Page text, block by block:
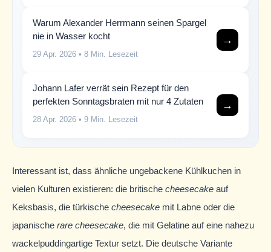
Warum Alexander Herrmann seinen Spargel
nie in Wasser kocht
29 Apr. 2026 • 8 Min. Lesezeit
→
Johann Lafer verrät sein Rezept für den
perfekten Sonntagsbraten mit nur 4 Zutaten
28 Apr. 2026 • 9 Min. Lesezeit
→
Interessant ist, dass ähnliche ungebackene Kühlkuchen in
vielen Kulturen existieren: die britische cheesecake auf
Keksbasis, die türkische cheesecake mit Labne oder die
japanische rare cheesecake, die mit Gelatine auf eine nahezu
wackelpuddingartige Textur setzt. Die deutsche Variante